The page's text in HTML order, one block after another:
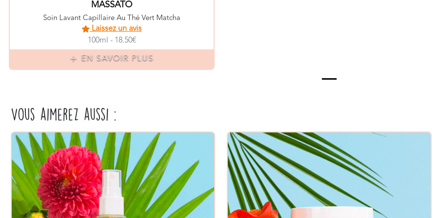
MASSATO
Soin Lavant Capillaire Au Thé Vert Matcha
Laissez un avis
100ml - 18.50€
EN SAVOIR PLUS
Vous aimerez aussi :